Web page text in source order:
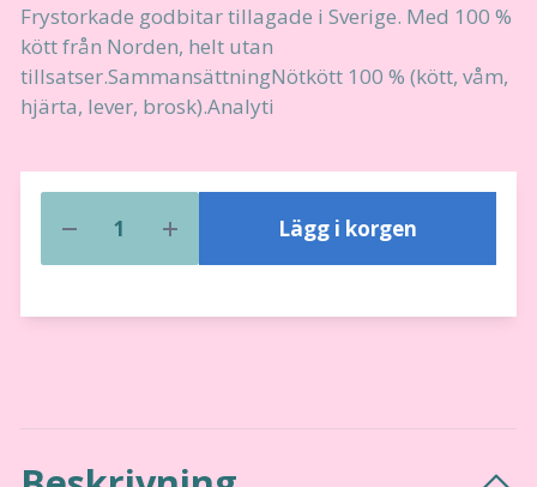
Frystorkade godbitar tillagade i Sverige. Med 100 %
kött från Norden, helt utan
tillsatser.SammansättningNötkött 100 % (kött, våm,
hjärta, lever, brosk).Analyti
Lägg i korgen